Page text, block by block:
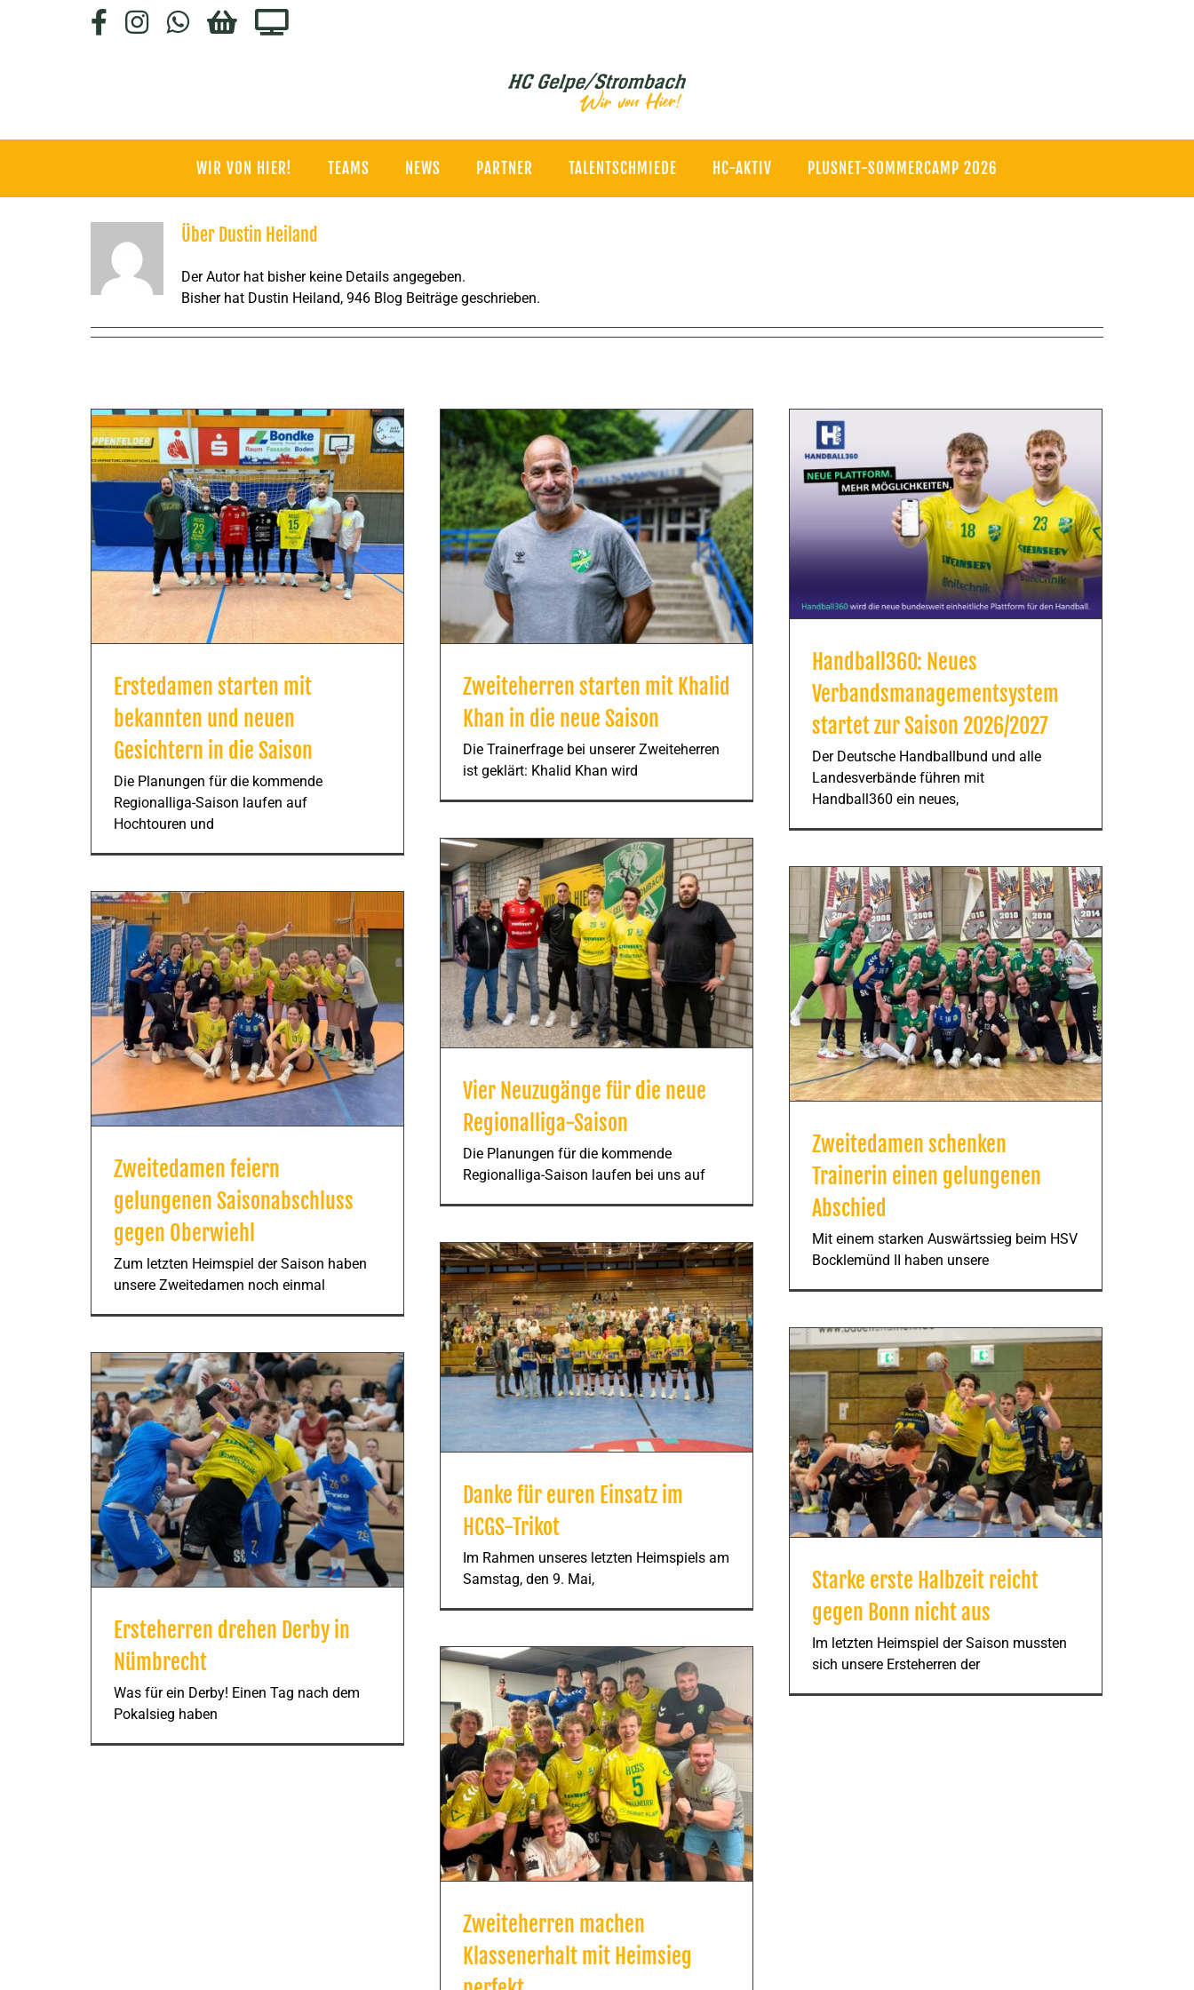
Facebook
Instagram
WhatsApp
HC-Staige.tv
WIR VON HIER! TEAMS NEWS PARTNER TALENTSCHMIEDE HC-AKTIV PLUSNET-SOMMERCAMP 2026
Über Dustin Heiland
Der Autor hat bisher keine Details angegeben.
Bisher hat Dustin Heiland, 946 Blog Beiträge geschrieben.
Erstedamen starten mit
bekannten und neuen
Gesichtern in die Saison
Die Planungen für die kommende
Regionalliga-Saison laufen auf
Hochtouren und
Zweiteherren starten mit Khalid
Khan in die neue Saison
Die Trainerfrage bei unserer Zweiteherren
ist geklärt: Khalid Khan wird
Handball360: Neues
Verbandsmanagementsystem
startet zur Saison 2026/2027
Der Deutsche Handballbund und alle
Landesverbände führen mit
Handball360 ein neues,
Vier Neuzugänge für die neue
Regionalliga-Saison
Die Planungen für die kommende
Regionalliga-Saison laufen bei uns auf
Zweitedamen schenken
Trainerin einen gelungenen
Abschied
Mit einem starken Auswärtssieg beim HSV
Bocklemünd II haben unsere
Zweitedamen feiern
gelungenen Saisonabschluss
gegen Oberwiehl
Zum letzten Heimspiel der Saison haben
unsere Zweitedamen noch einmal
Danke für euren Einsatz im
HCGS-Trikot
Im Rahmen unseres letzten Heimspiels am
Samstag, den 9. Mai,
Starke erste Halbzeit reicht
gegen Bonn nicht aus
Im letzten Heimspiel der Saison mussten
sich unsere Ersteherren der
Ersteherren drehen Derby in
Nümbrecht
Was für ein Derby! Einen Tag nach dem
Pokalsieg haben
Zweiteherren machen
Klassenerhalt mit Heimsieg